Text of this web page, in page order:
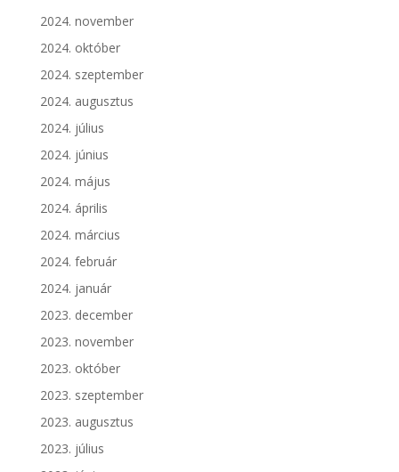
2024. november
2024. október
2024. szeptember
2024. augusztus
2024. július
2024. június
2024. május
2024. április
2024. március
2024. február
2024. január
2023. december
2023. november
2023. október
2023. szeptember
2023. augusztus
2023. július